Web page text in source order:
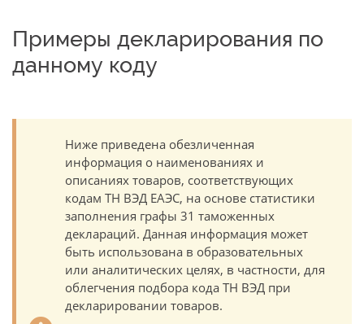
Примеры декларирования по
данному коду
Ниже приведена обезличенная
информация о наименованиях и
описаниях товаров, соответствующих
кодам ТН ВЭД ЕАЭС, на основе статистики
заполнения графы 31 таможенных
деклараций. Данная информация может
быть использована в образовательных
или аналитических целях, в частности, для
облегчения подбора кода ТН ВЭД при
декларировании товаров.